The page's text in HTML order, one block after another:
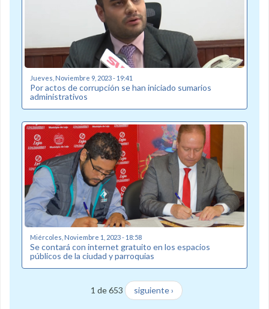
Jueves, Noviembre 9, 2023 - 19:41
Por actos de corrupción se han iniciado sumarios
administrativos
Miércoles, Noviembre 1, 2023 - 18:58
Se contará con internet gratuito en los espacios
públicos de la ciudad y parroquias
1 de 653 siguiente ›